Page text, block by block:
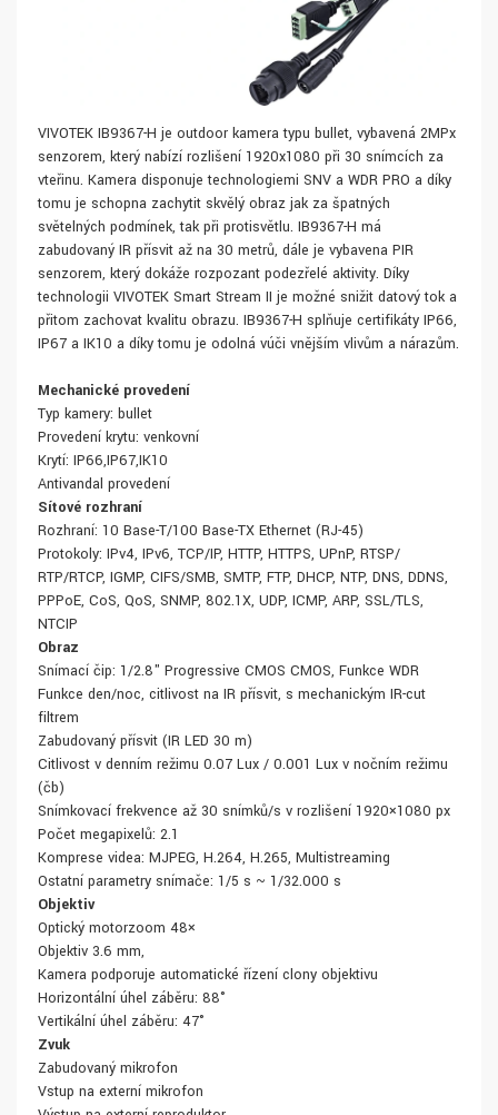
VIVOTEK IB9367-H je outdoor kamera typu bullet, vybavená 2MPx
senzorem, který nabízí rozlišení 1920x1080 při 30 snímcích za
vteřinu. Kamera disponuje technologiemi SNV a WDR PRO a díky
tomu je schopna zachytit skvělý obraz jak za špatných
světelných podmínek, tak při protisvětlu. IB9367-H má
zabudovaný IR přísvit až na 30 metrů, dále je vybavena PIR
senzorem, který dokáže rozpozant podezřelé aktivity. Díky
technologii VIVOTEK Smart Stream II je možné snižit datový tok a
přitom zachovat kvalitu obrazu. IB9367-H splňuje certifikáty IP66,
IP67 a IK10 a díky tomu je odolná vúči vnějším vlivům a nárazům.
Mechanické provedení
Typ kamery: bullet
Provedení krytu: venkovní
Krytí: IP66,IP67,IK10
Antivandal provedení
Síťové rozhraní
Rozhraní: 10 Base-T/100 Base-TX Ethernet (RJ-45)
Protokoly: IPv4, IPv6, TCP/IP, HTTP, HTTPS, UPnP, RTSP/
RTP/RTCP, IGMP, CIFS/SMB, SMTP, FTP, DHCP, NTP, DNS, DDNS,
PPPoE, CoS, QoS, SNMP, 802.1X, UDP, ICMP, ARP, SSL/TLS,
NTCIP
Obraz
Snímací čip: 1/2.8" Progressive CMOS CMOS, Funkce WDR
Funkce den/noc, citlivost na IR přísvit, s mechanickým IR-cut
filtrem
Zabudovaný přísvit (IR LED 30 m)
Citlivost v denním režimu 0.07 Lux / 0.001 Lux v nočním režimu
(čb)
Snímkovací frekvence až 30 snímků/s v rozlišení 1920×1080 px
Počet megapixelů: 2.1
Komprese videa: MJPEG, H.264, H.265, Multistreaming
Ostatní parametry snímače: 1/5 s ~ 1/32.000 s
Objektiv
Optický motorzoom 48×
Objektiv 3.6 mm,
Kamera podporuje automatické řízení clony objektivu
Horizontální úhel záběru: 88°
Vertikální úhel záběru: 47°
Zvuk
Zabudovaný mikrofon
Vstup na externí mikrofon